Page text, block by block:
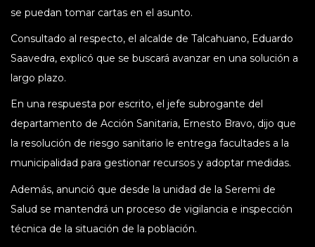
se puedan tomar cartas en el asunto.
Consultado al respecto, el alcalde de Talcahuano, Eduardo
Saavedra, explicó que se buscará avanzar en una solución a
largo plazo.
En una respuesta por escrito, el jefe subrogante del
departamento de Acción Sanitaria, Ernesto Bravo, dijo que
la resolución de riesgo sanitario le entrega facultades a la
municipalidad para gestionar recursos y adoptar medidas.
Además, anunció que desde la unidad de la Seremi de
Salud se mantendrá un proceso de vigilancia e inspección
técnica de la situación de la población.